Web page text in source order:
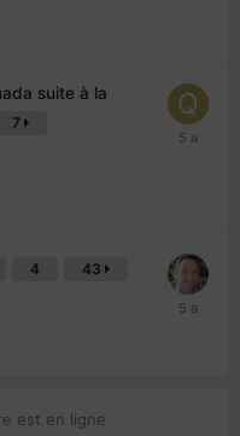
suite à la
7
4 43
est en ligne